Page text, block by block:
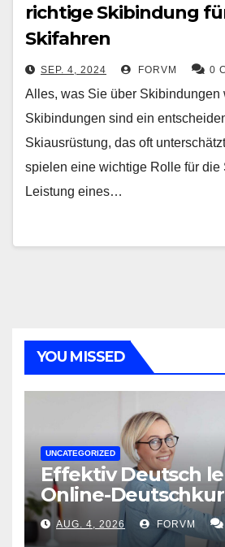
richtige Skibindung
Skifahren
SEP. 4, 2024 FORVM 0
Alles, was Sie über Skibindungen
Skibindungen sind ein
Skiausrüstung, das oft
spielen eine wichtige Rolle für die
Leistung eines…
YOU MISSED
UNCATEGORIZED
Effektiv Deutsch
Online-
flexible
AUG. 4, 2026 FORVM